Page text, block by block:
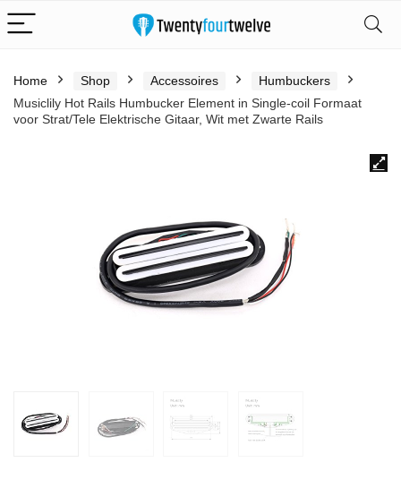
Home Shop Accessoires
Humbuckers
Musiclily Hot Rails Humbucker Element in Single-coil Formaat
voor Strat/Tele Elektrische Gitaar, Wit met Zwarte Rails